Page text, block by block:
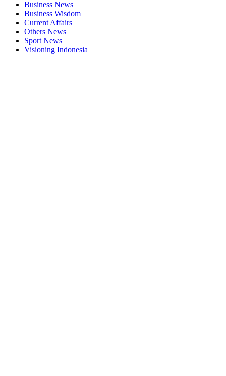
Business News
Business Wisdom
Current Affairs
Others News
Sport News
Visioning Indonesia